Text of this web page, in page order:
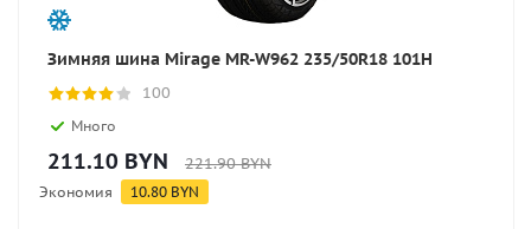
Зимняя шина Mirage MR-W962 235/50R18 101H
100
Много
211.10 BYN 221.90BYN
Экономия 10.80 BYN